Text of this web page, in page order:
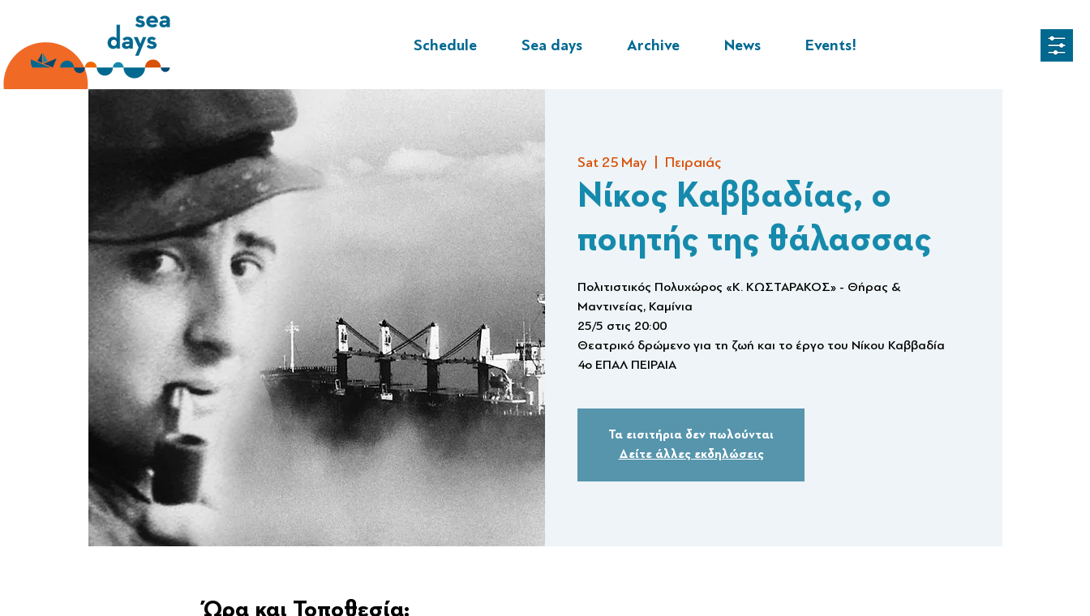
Schedule Sea days Archive News Events!
Sat 25 May Πειραιάς
Νίκος Καββαδίας, ο
ποιητής της θάλασσας
Πολιτιστικός Πολυχώρος «Κ. ΚΩΣΤΑΡΑΚΟΣ» - Θήρας &
Μαντινείας, Καμίνια
25/5 στις 20:00
Θεατρικό δρώμενο για τη ζωή και το έργο του Νίκου Καββαδία
4ο ΕΠΑΛ ΠΕΙΡΑΙΑ
Τα εισιτήρια δεν πωλούνται
Δείτε άλλες εκδηλώσεις
Ώρα και Τοποθεσία: